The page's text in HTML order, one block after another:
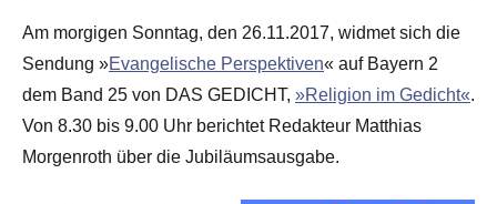
Am morgigen Sonntag, den 26.11.2017, widmet sich die
Sendung »Evangelische Perspektiven« auf Bayern 2
dem Band 25 von DAS GEDICHT, »Religion im Gedicht«.
Von 8.30 bis 9.00 Uhr berichtet Redakteur Matthias
Morgenroth über die Jubiläumsausgabe.